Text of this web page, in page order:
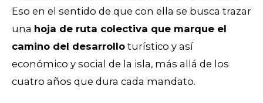
Eso en el sentido de que con ella se busca trazar
una hoja de ruta colectiva que marque el
camino del desarrollo turístico y así
económico y social de la isla, más allá de los
cuatro años que dura cada mandato.